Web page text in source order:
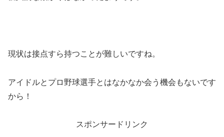
現状は接点すら持つことが難しいですね。
アイドルとプロ野球選手とはなかなか会う機会もないです
から！
スポンサードリンク